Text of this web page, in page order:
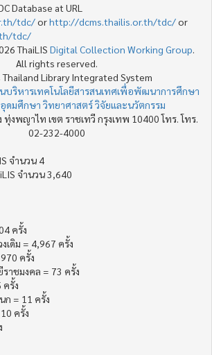
Database at URL
tdc/orhttp://dcms.thailis.or.th/tdc/or
tdc/
ThaiLIS Digital Collection Working Group
All rights reserved.
Thailand Library Integrated System
บริหารเทคโนโลยีสารสนเทศเพื่อพัฒนาการศึกษา
ดมศึกษา วิทยาศาสตร์ วิจัยและนวัตกรรม
งพญาไท เขต ราชเทวี กรุงเทพ 10400 โทร. โทร.
02-232-4000
จำนวน 4
จำนวน 3,640
ครั้ง
ดิม = 4,967 ครั้ง
ครั้ง
าชมงคล = 73 ครั้ง
รั้ง
= 11 ครั้ง
ครั้ง